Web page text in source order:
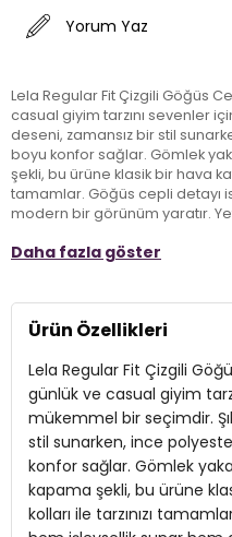
Yorum Yaz
Lela Regular Fit Çizgili Göğüs
casual giyim tarzını sevenler
deseni, zamansız bir stil
boyu konfor sağlar. Gömlek
şekli, bu ürüne klasik bir hava
tamamlar. Göğüs cepli detayı
modern bir görünüm yaratır.
sağlar ve hem iş yerinde hem de
Model:Gömlek
Giyim Tarzı:Günlük/Casual
Desen:
Materyal:Polyester
Yaka Tipi:Gömlek Yaka
Kapama Şekli:Düğmeli
Daha fazla göster
Ürün Özellikleri
Lela Regular Fit Çizgili
günlük ve casual giyim
mükemmel bir seçimdir.
stil sunarken, ince
konfor sağlar. Gömlek
kapama şekli, bu ürüne
kolları ile tarzınızı